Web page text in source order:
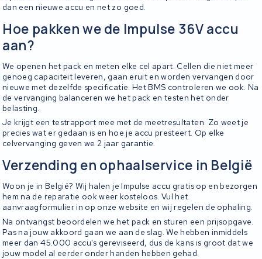
dan een nieuwe accu en net zo goed.
Hoe pakken we de Impulse 36V accu
aan?
We openen het pack en meten elke cel apart. Cellen die niet meer
genoeg capaciteit leveren, gaan eruit en worden vervangen door
nieuwe met dezelfde specificatie. Het BMS controleren we ook. Na
de vervanging balanceren we het pack en testen het onder
belasting.
Je krijgt een testrapport mee met de meetresultaten. Zo weet je
precies wat er gedaan is en hoe je accu presteert. Op elke
celvervanging geven we 2 jaar garantie.
Verzending en ophaalservice in België
Woon je in België? Wij halen je Impulse accu gratis op en bezorgen
hem na de reparatie ook weer kosteloos. Vul het
aanvraagformulier in op onze website en wij regelen de ophaling.
Na ontvangst beoordelen we het pack en sturen een prijsopgave.
Pas na jouw akkoord gaan we aan de slag. We hebben inmiddels
meer dan 45.000 accu's gereviseerd, dus de kans is groot dat we
jouw model al eerder onder handen hebben gehad.